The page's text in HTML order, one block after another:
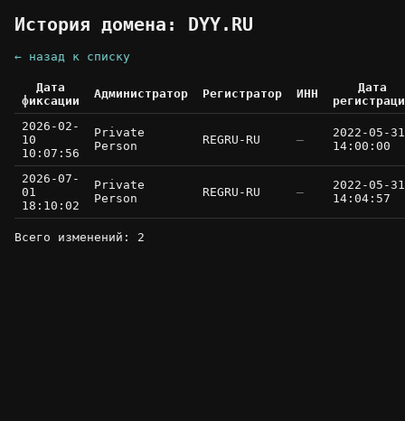
История домена: DYY.RU
← назад к списку
Дата
фиксации
Администратор Регистратор ИНН
Дата
2026-02-
10
10:07:56
Private
Person
REGRU-RU —
2022-05-31
14:00:00
2026-07-
01
18:10:02
Private
Person
REGRU-RU —
2022-05-31
14:04:57
Всего изменений: 2